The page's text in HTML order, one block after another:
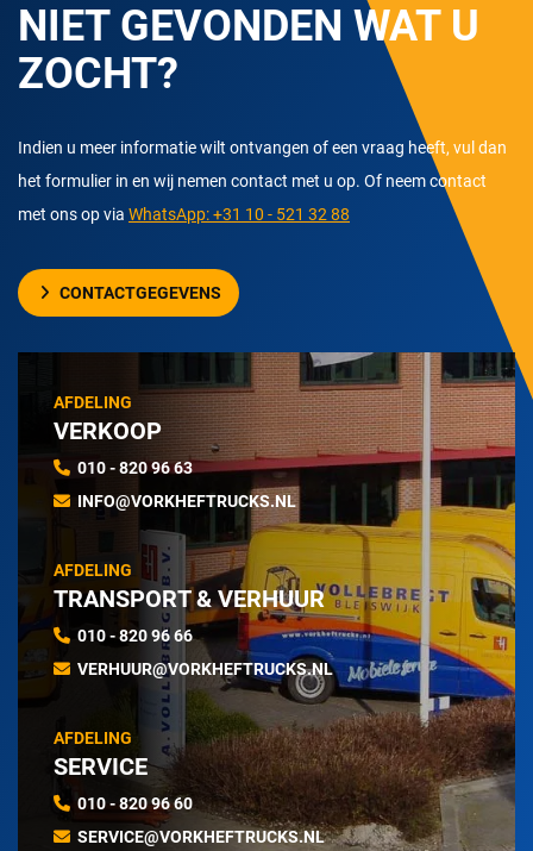
NIET GEVONDEN WAT U
ZOCHT?
Indien u meer informatie wilt ontvangen of een vraag heeft, vul dan
het formulier in en wij nemen contact met u op. Of neem contact
met ons op via WhatsApp: +31 10 - 521 32 88
CONTACTGEGEVENS
AFDELING
VERKOOP
010 - 820 96 63
INFO@VORKHEFTRUCKS.NL
AFDELING
TRANSPORT & VERHUUR
010 - 820 96 66
VERHUUR@VORKHEFTRUCKS.NL
AFDELING
SERVICE
010 - 820 96 60
SERVICE@VORKHEFTRUCKS.NL